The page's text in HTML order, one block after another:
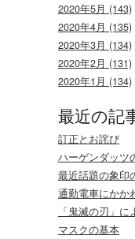
2020年5月 (143)
2020年4月 (135)
2020年3月 (134)
2020年2月 (131)
2020年1月 (134)
最近の記
訂正とお詫び
ハーゲンダッツ
最近話題の象印
通勤電車にかか
「鬼滅の刃」
マスクの基本